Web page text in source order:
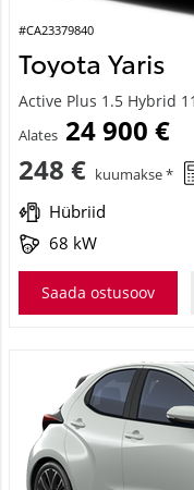
#CA23379840
Toyota Yaris
Active Plus 1.5 Hybrid
Alates 24 900 €
248 € kuumakse *
Hübriid
68 kW
Saada ostusoov